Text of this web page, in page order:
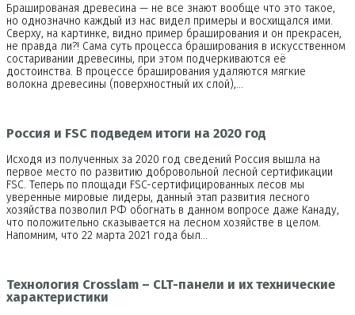
Брашированая древесина — не все знают вообще что это такое,
но однозначно каждый из нас видел примеры и восхищался ими.
Сверху, на картинке, видно пример браширования и он прекрасен,
не правда ли?! Сама суть процесса браширования в искусственном
состаривании древесины, при этом подчеркиваются её
достоинства. В процессе браширования удаляются мягкие
волокна древесины (поверхностный их слой),…
Россия и FSC подведем итоги на 2020 год
Исходя из полученных за 2020 год сведений Россия вышла на
первое место по развитию добровольной лесной сертификации
FSC. Теперь по площади FSC-сертифицированных лесов мы
уверенные мировые лидеры, данный этап развития лесного
хозяйства позволил РФ обогнать в данном вопросе даже Канаду,
что положительно сказывается на лесном хозяйстве в целом.
Напомним, что 22 марта 2021 года был…
Технология Crosslam – CLT-панели и их технические
характеристики